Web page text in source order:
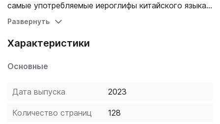
самые употребляемые иероглифы китайского языка.
К иероглифам даются транскрипция пиньинь и
формат книги с отрывными листами позволит
материал будет всегда на виду.
Развернуть
Характеристики
Основные
Дата выпуска 2023
Количество страниц 128